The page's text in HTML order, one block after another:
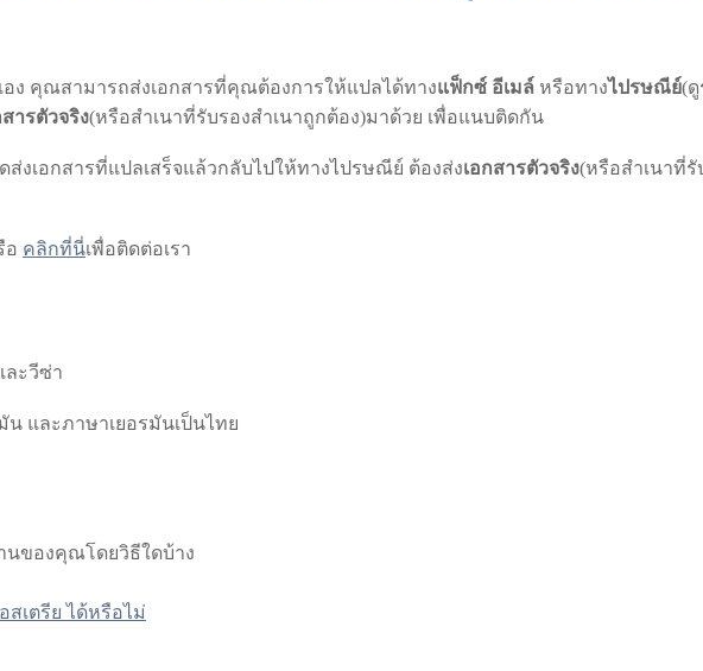
ง คุณสามารถส่งเอกสารที่คุณต้องการให้แปลได้ทางแฟ็กซ์ อีเมล์ หรือทางไปรษณีย์(ดู
สารตัวจริง(หรือสำเนาที่รับรองสำเนาถูกต้อง)มาด้วย เพื่อแนบติดกัน
งเอกสารที่แปลเสร็จแล้วกลับไปให้ทางไปรษณีย์ ต้องส่งเอกสารตัวจริง(หรือสำเนาที่รั
อ​ คลิกที่นี่เพื่อติดต่อเรา
ละวีซ่า
น และภาษาเยอรมันเป็นไทย
นของคุณโดยวิธีใดบ้าง
เตรีย ได้หรือไม่